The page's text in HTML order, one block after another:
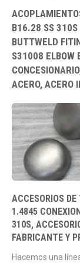
B16.28 SS 310S
BUTTWELD
S31008 ELBOW
ACERO, ACERO
ACCESORIOS
1.4845
310S,
FABRICANTE Y
Hacemos una